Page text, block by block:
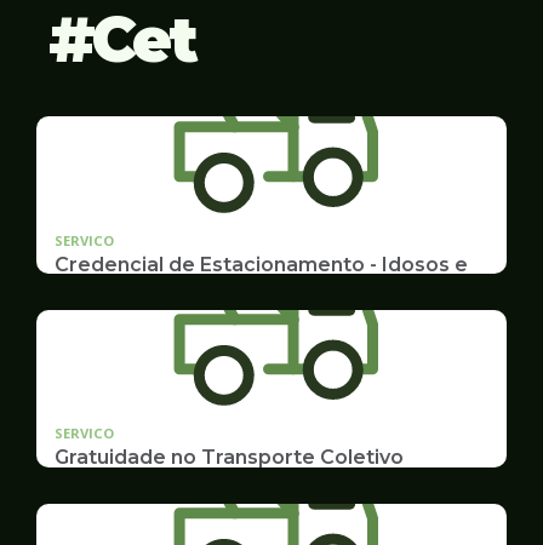
Cet
SERVICO
Credencial de Estacionamento - Idosos e
Cadastramento e Renovação
SERVICO
Gratuidade no Transporte Coletivo
Estudantes